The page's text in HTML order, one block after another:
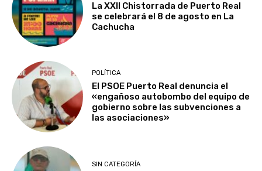
La XXII Chistorrada de Puerto Real
se celebrará el 8 de agosto en La
Cachucha
POLÍTICA
El PSOE Puerto Real denuncia el
«engañoso autobombo del equipo de
gobierno sobre las subvenciones a
las asociaciones»
SIN CATEGORÍA